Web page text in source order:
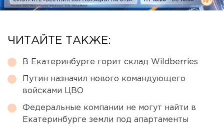
ЧИТАЙТЕ ТАКЖЕ:
В Екатеринбурге горит склад Wildberries
Путин назначил нового командующего
войсками ЦВО
Федеральные компании не могут найти в
Екатеринбурге земли под апартаменты